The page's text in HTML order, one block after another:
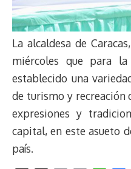
La alcaldesa de
miércoles que para
establecido una
de turismo y recreación
expresiones y
capital, en este asueto
país.